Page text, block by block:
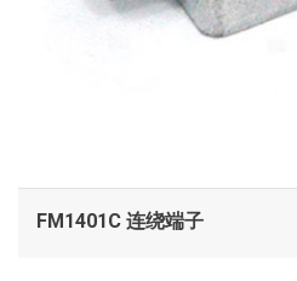
FM1401C 连绕端子